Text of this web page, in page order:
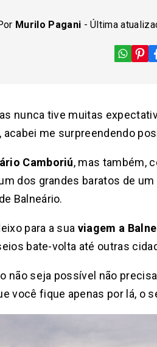
Murilo Pagani - Última
nunca tive muitas
me surpreendendo
Camboriú, mas também,
dos grandes baratos de
Balneário.
para a sua viagem a
bate-volta até outras
não seja possível não
você fique apenas por lá, o